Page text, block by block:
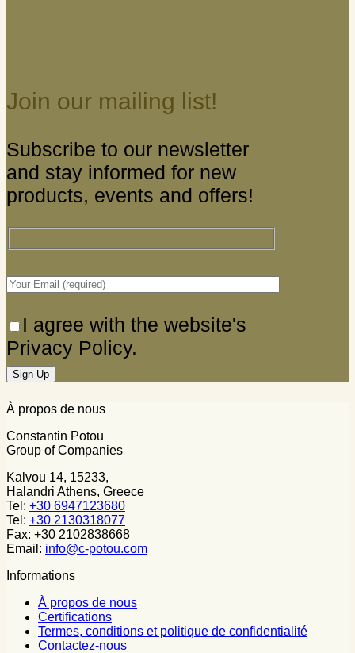
Join our mailing list!
Subscribe to our newsletter
and stay informed for new
products, events and offers!
I agree with the website's
Privacy Policy.
À propos de nous
Constantin Potou
Group of Companies
Kalvou 14, 15233,
Halandri Athens, Greece
Tel: +30 6947123680
Tel: +30 2130318077
Fax: +30 2102838668
Email: info@c-potou.com
Informations
À propos de nous
Certifications
Termes, conditions et politique de confidentialité
Contactez-nous